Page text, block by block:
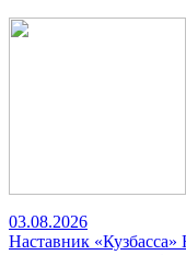
03.08.2026
Наставник